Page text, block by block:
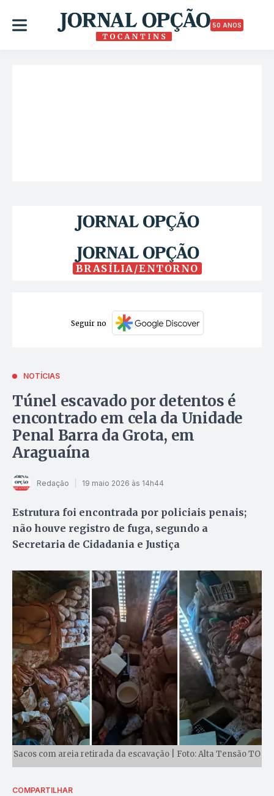
50 ANOS
BRASÍLIA/ENTORNO
Seguir no
NOTÍCIAS
Túnel escavado por detentos é
encontrado em cela da Unidade
Penal Barra da Grota, em
Araguaína
Redação 19 maio 2026 às 14h44
Estrutura foi encontrada por policiais penais;
não houve registro de fuga, segundo a
Secretaria de Cidadania e Justiça
Sacos com areia retirada da escavação | Foto: Alta Tensão TO
COMPARTILHAR